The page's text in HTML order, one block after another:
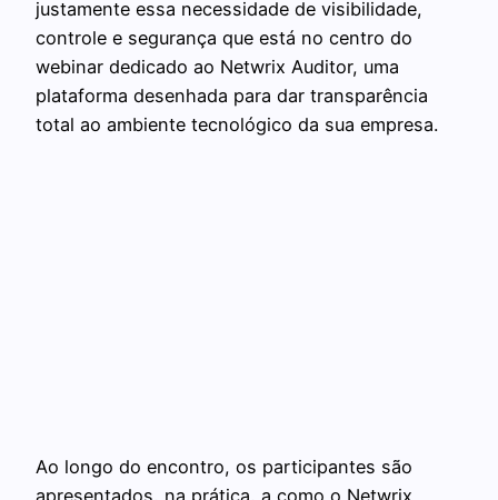
justamente essa necessidade de visibilidade,
controle e segurança que está no centro do
webinar dedicado ao Netwrix Auditor, uma
plataforma desenhada para dar transparência
total ao ambiente tecnológico da sua empresa.
Ao longo do encontro, os participantes são